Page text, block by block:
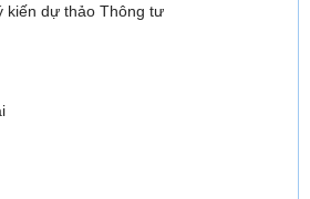
kiến dự thảo Thông tư